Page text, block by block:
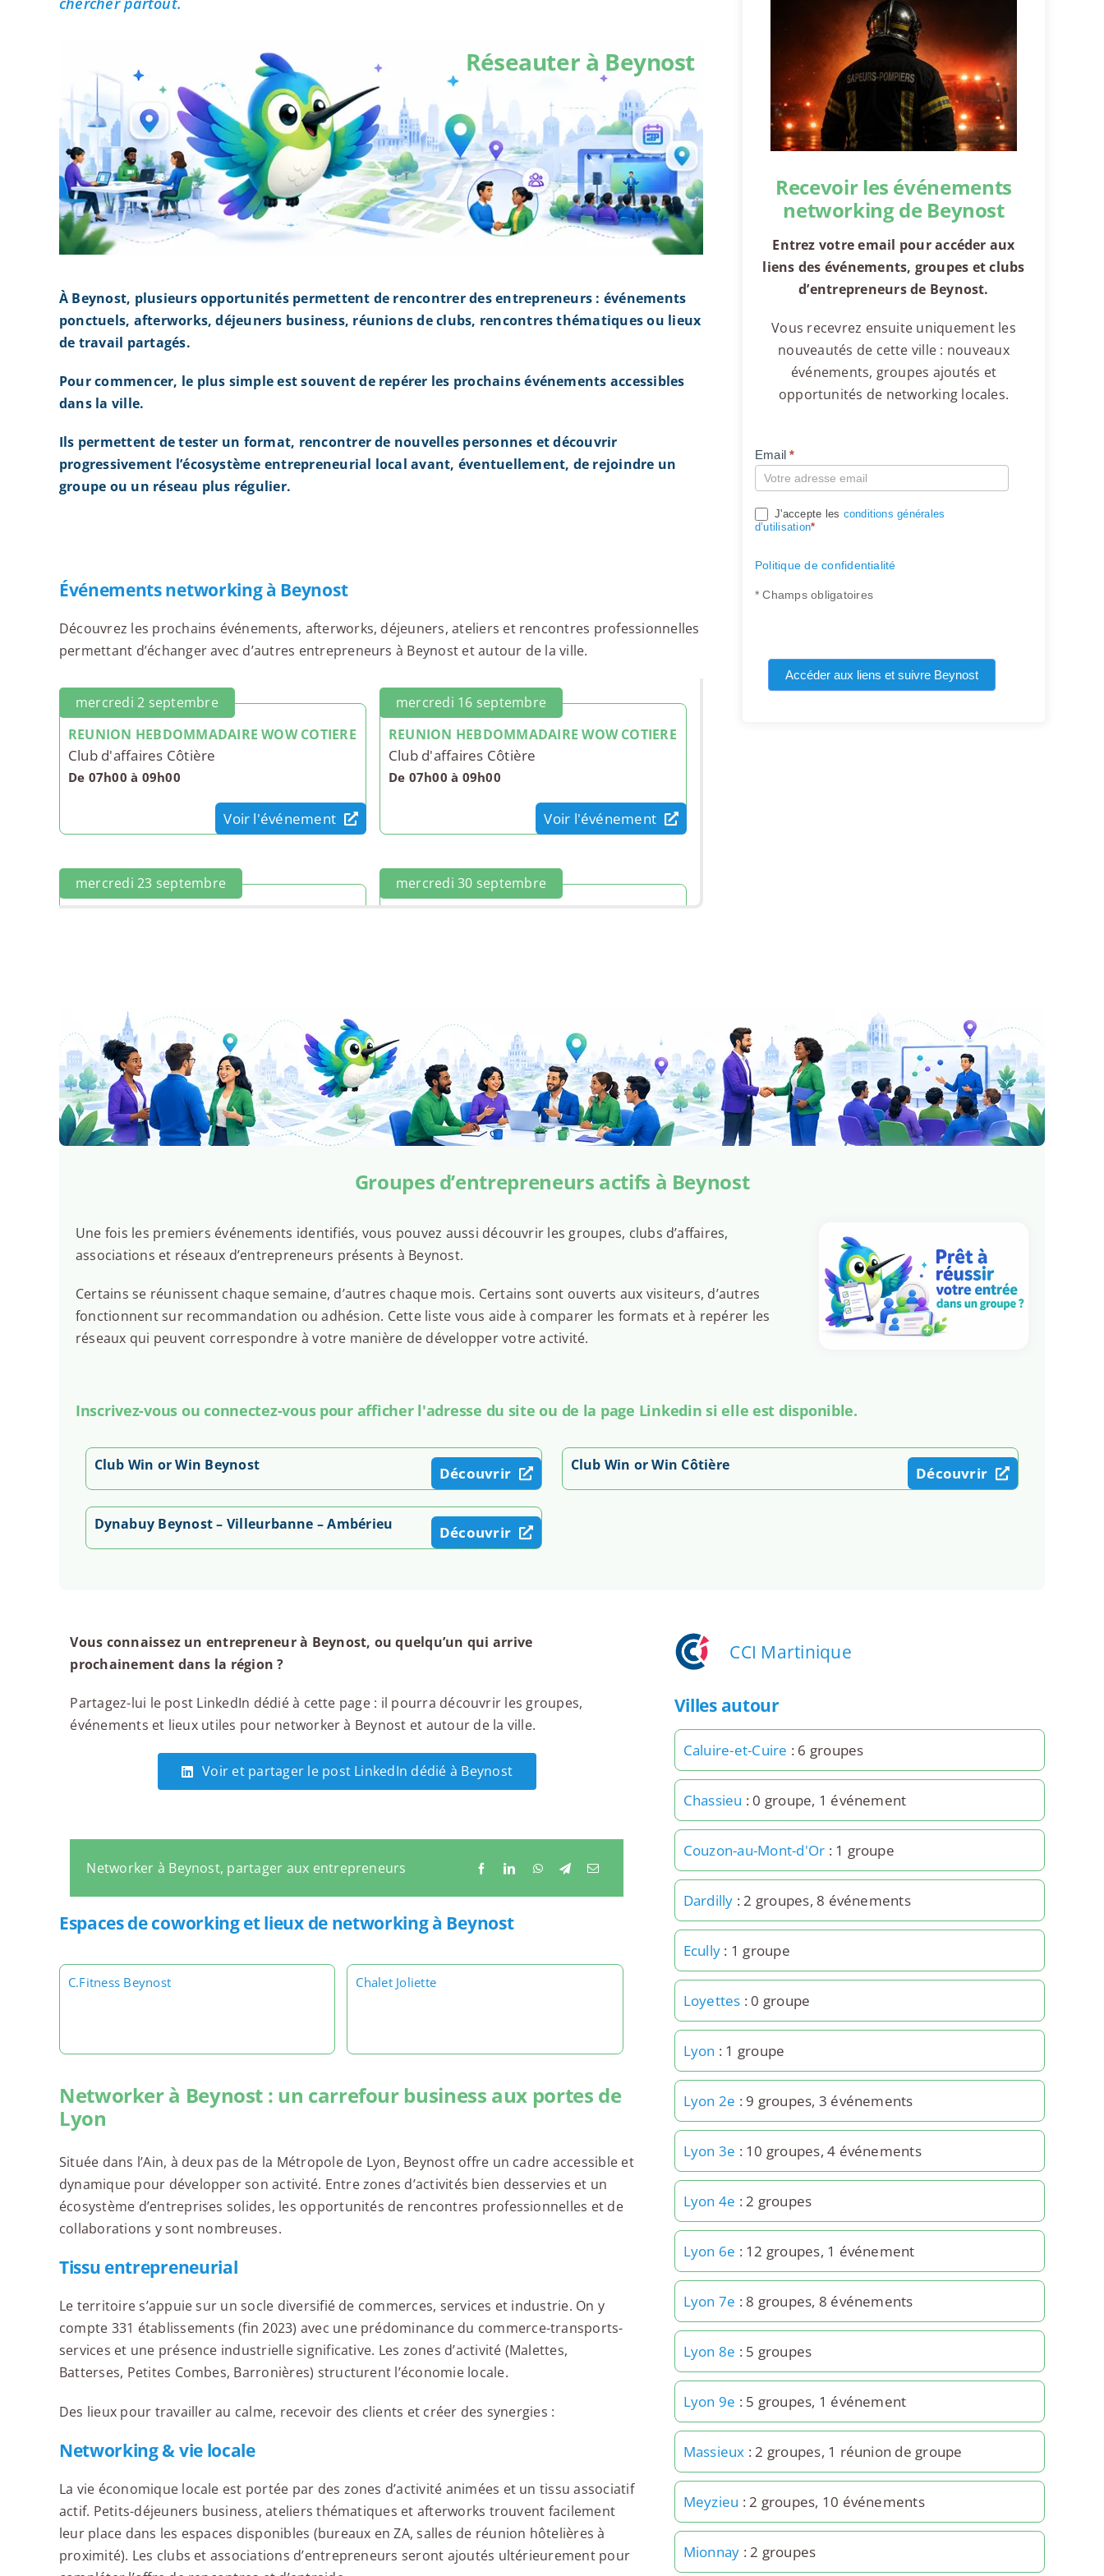
Réseauter à Beynost
À Beynost, plusieurs opportunités permettent de rencontrer des entrepreneurs : événements
ponctuels, afterworks, déjeuners business, réunions de clubs, rencontres thématiques ou lieux
de travail partagés.
Pour commencer, le plus simple est souvent de repérer les prochains événements accessibles
dans la ville.
Ils permettent de tester un format, rencontrer de nouvelles personnes et découvrir
progressivement l’écosystème entrepreneurial local avant, éventuellement, de rejoindre un
groupe ou un réseau plus régulier.
Événements networking à Beynost
Découvrez les prochains événements, afterworks, déjeuners, ateliers et rencontres professionnelles
permettant d’échanger avec d’autres entrepreneurs à Beynost et autour de la ville.
mercredi 2 septembre
REUNION HEBDOMMADAIRE WOW COTIERE
Club d'affaires Côtière
De 07h00 à 09h00
Voir l'événement
mercredi 16 septembre
REUNION HEBDOMMADAIRE WOW COTIERE
Club d'affaires Côtière
De 07h00 à 09h00
Voir l'événement
mercredi 23 septembre
mercredi 30 septembre
Recevoir les événements
networking de Beynost
Entrez votre email pour accéder aux
liens des événements, groupes et clubs
d’entrepreneurs de Beynost.
Vous recevrez ensuite uniquement les
nouveautés de cette ville : nouveaux
événements, groupes ajoutés et
opportunités de networking locales.
Compte
Email*
J'accepte les conditions générales
d’utilisation*
Politique de confidentialité
* Champs obligatoires
Accéder aux liens et suivre Beynost
Groupes d’entrepreneurs actifs à Beynost
Une fois les premiers événements identifiés, vous pouvez aussi découvrir les groupes, clubs d’affaires,
associations et réseaux d’entrepreneurs présents à Beynost.
Certains se réunissent chaque semaine, d’autres chaque mois. Certains sont ouverts aux visiteurs, d’autres
fonctionnent sur recommandation ou adhésion. Cette liste vous aide à comparer les formats et à repérer les
réseaux qui peuvent correspondre à votre manière de développer votre activité.
Inscrivez-vous ou connectez-vous pour afficher l'adresse du site ou de la page Linkedin si elle est disponible.
Club Win or Win Beynost Découvrir Club Win or Win Côtière Découvrir
Dynabuy Beynost – Villeurbanne – Ambérieu Découvrir
Vous connaissez un entrepreneur à Beynost, ou quelqu’un qui arrive
prochainement dans la région ?
Partagez-lui le post LinkedIn dédié à cette page : il pourra découvrir les groupes,
événements et lieux utiles pour networker à Beynost et autour de la ville.
Voir et partager le post LinkedIn dédié à Beynost
Networker à Beynost, partager aux entrepreneurs
Espaces de coworking et lieux de networking à Beynost
C.Fitness Beynost Chalet Joliette
Networker à Beynost : un carrefour business aux portes de
Lyon
Située dans l’Ain, à deux pas de la Métropole de Lyon, Beynost offre un cadre accessible et
dynamique pour développer son activité. Entre zones d’activités bien desservies et un
écosystème d’entreprises solides, les opportunités de rencontres professionnelles et de
collaborations y sont nombreuses.
Tissu entrepreneurial
Le territoire s’appuie sur un socle diversifié de commerces, services et industrie. On y
compte 331 établissements (fin 2023) avec une prédominance du commerce-transports-
services et une présence industrielle significative. Les zones d’activité (Malettes,
Batterses, Petites Combes, Barronières) structurent l’économie locale.
Des lieux pour travailler au calme, recevoir des clients et créer des synergies :
Networking & vie locale
La vie économique locale est portée par des zones d’activité animées et un tissu associatif
actif. Petits-déjeuners business, ateliers thématiques et afterworks trouvent facilement
leur place dans les espaces disponibles (bureaux en ZA, salles de réunion hôtelières à
proximité). Les clubs et associations d’entrepreneurs seront ajoutés ultérieurement pour
CCI Martinique
Villes autour
Caluire-et-Cuire : 6 groupes
Chassieu : 0 groupe, 1 événement
Couzon-au-Mont-d'Or : 1 groupe
Dardilly : 2 groupes, 8 événements
Ecully : 1 groupe
Loyettes : 0 groupe
Lyon : 1 groupe
Lyon 2e : 9 groupes, 3 événements
Lyon 3e : 10 groupes, 4 événements
Lyon 4e : 2 groupes
Lyon 6e : 12 groupes, 1 événement
Lyon 7e : 8 groupes, 8 événements
Lyon 8e : 5 groupes
Lyon 9e : 5 groupes, 1 événement
Massieux : 2 groupes, 1 réunion de groupe
Meyzieu : 2 groupes, 10 événements
Mionnay : 2 groupes